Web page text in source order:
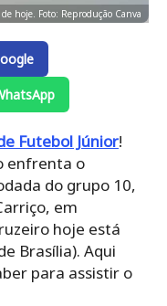
hoje. Foto: Reprodução Canva
Futebol Júnior!
enfrenta o
do grupo 10,
em
hoje está
Brasília). Aqui
para assistir o